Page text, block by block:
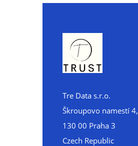
Tre Data s.r.o.
Škroupovo namestí 4,
130 00 Praha 3
Czech Republic